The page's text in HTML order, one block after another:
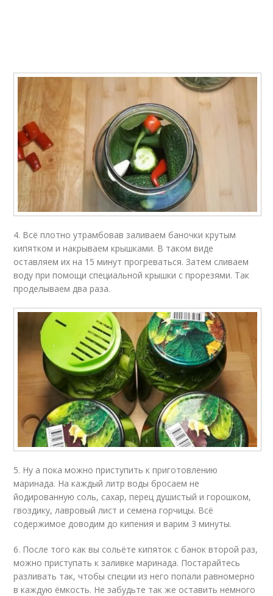
4. Всё плотно утрамбовав заливаем баночки крутым
кипятком и накрываем крышками. В таком виде
оставляем их на 15 минут прогреваться. Затем сливаем
воду при помощи специальной крышки с прорезями. Так
проделываем два раза.
5. Ну а пока можно приступить к приготовлению
маринада. На каждый литр воды бросаем не
йодированную соль, сахар, перец душистый и горошком,
гвоздику, лавровый лист и семена горчицы. Всё
содержимое доводим до кипения и варим 3 минуты.
6. После того как вы сольёте кипяток с банок второй раз,
можно приступать к заливке маринада. Постарайтесь
разливать так, чтобы специи из него попали равномерно
в каждую ёмкость. Не забудьте так же оставить немного